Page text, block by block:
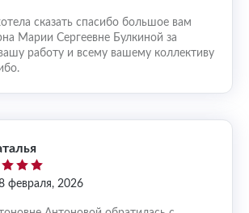
сказать спасибо большое вам
Марии Сергеевне Булкиной за
работу и всему вашему коллективу
февраля, 2026